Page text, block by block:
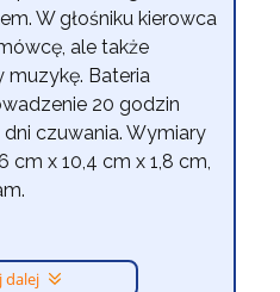
W głośniku kierowca
ale także
muzykę. Bateria
20 godzin
czuwania. Wymiary
cm x 10,4 cm x 1,8 cm,
dalej